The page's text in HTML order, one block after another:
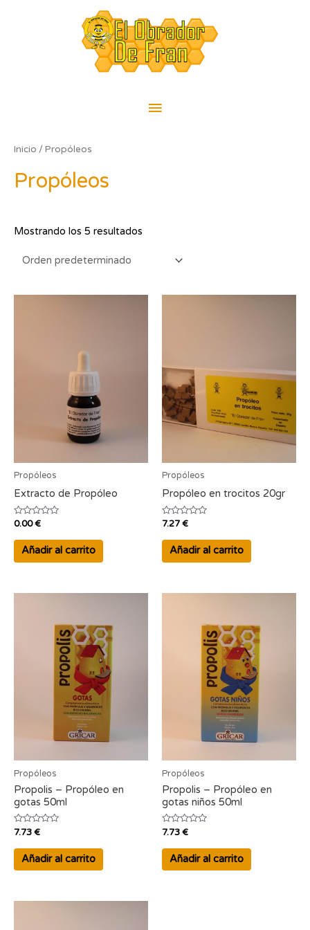
Menú
principal
Inicio / Propóleos
Propóleos
Mostrando los 5 resultados
Propóleos
Extracto de Propóleo
Valorado
0
0.00€
Añadir al carrito
Propóleos
Propóleo en trocitos 20gr
Valorado
0
7.27€
Añadir al carrito
Propóleos
Propolis – Propóleo en
gotas 50ml
Valorado
0
7.73€
Añadir al carrito
Propóleos
Propolis – Propóleo en
gotas niños 50ml
Valorado
0
7.73€
Añadir al carrito